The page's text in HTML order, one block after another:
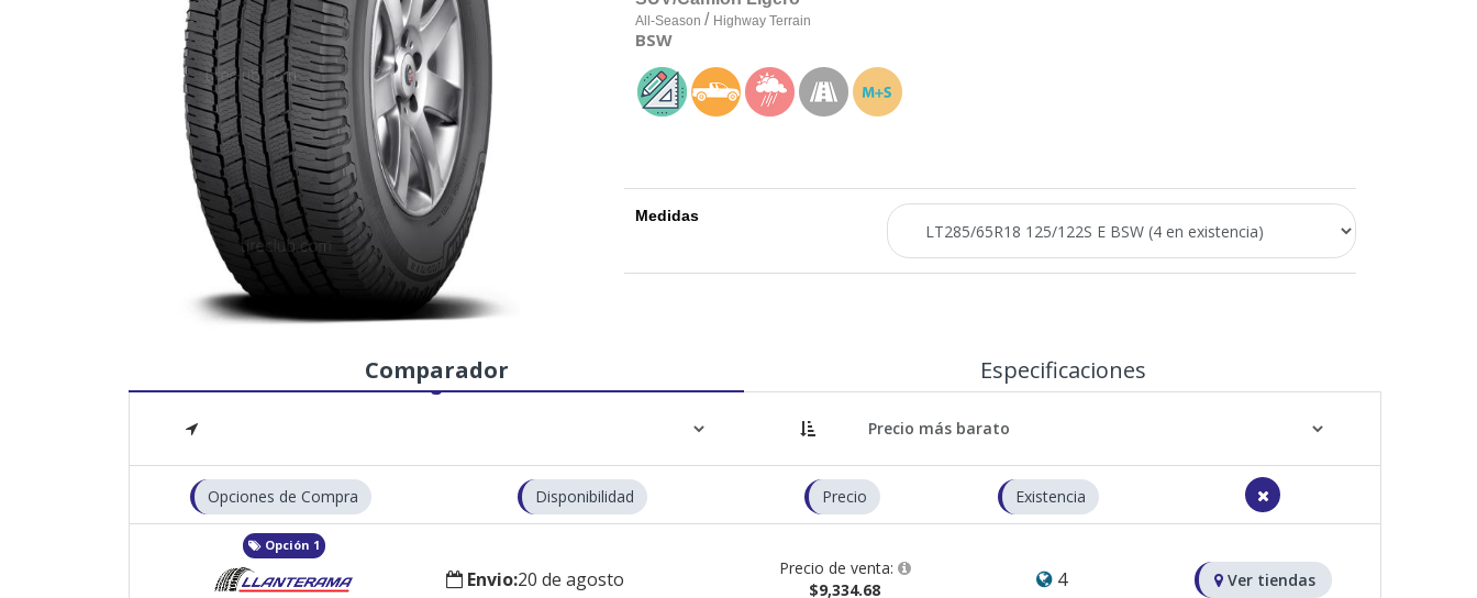
All-Season / Highway Terrain
BSW
Medidas
Comparador Especificaciones
Opciones de Compra Disponibilidad Precio Existencia
Opción 1
Envio:20 de agosto
Precio de venta:
$9,334.68
4 Ver tiendas